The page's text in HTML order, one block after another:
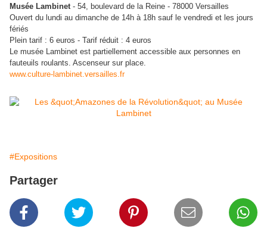
Musée Lambinet- 54, boulevard de la Reine - 78000 Versailles
Ouvert du lundi au dimanche de 14h à 18h sauf le vendredi et les jours
fériés
Plein tarif : 6 euros - Tarif réduit : 4 euros
Le musée Lambinet est partiellement accessible aux personnes en
fauteuils roulants. Ascenseur sur place.
www.culture-lambinet.versailles.fr
#Expositions
Partager